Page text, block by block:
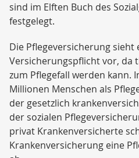
sind im Elften Buch des
festgelegt.
Die Pflegeversicherung sieht
Versicherungspflicht vor, da
zum Pflegefall werden kann.
Millionen Menschen als
der gesetzlich
der sozialen
privat Krankenversicherte
Krankenversicherung eine